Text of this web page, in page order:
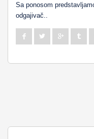
Sa ponosom
odgajivač..